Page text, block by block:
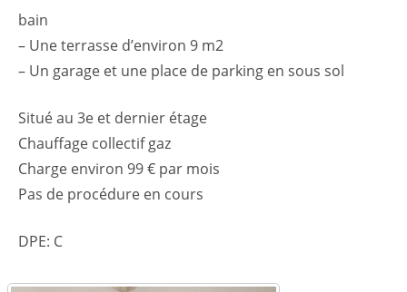
bain
– Une terrasse d’environ 9 m2
– Un garage et une place de parking en sous sol
Situé au 3e et dernier étage
Chauffage collectif gaz
Charge environ 99 € par mois
Pas de procédure en cours
DPE: C